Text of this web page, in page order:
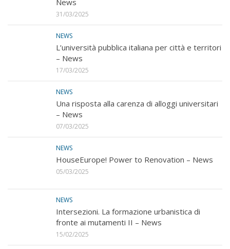
News
31/03/2025
NEWS
L’università pubblica italiana per città e territori
– News
17/03/2025
NEWS
Una risposta alla carenza di alloggi universitari
– News
07/03/2025
NEWS
HouseEurope! Power to Renovation – News
05/03/2025
NEWS
Intersezioni. La formazione urbanistica di
fronte ai mutamenti II – News
15/02/2025